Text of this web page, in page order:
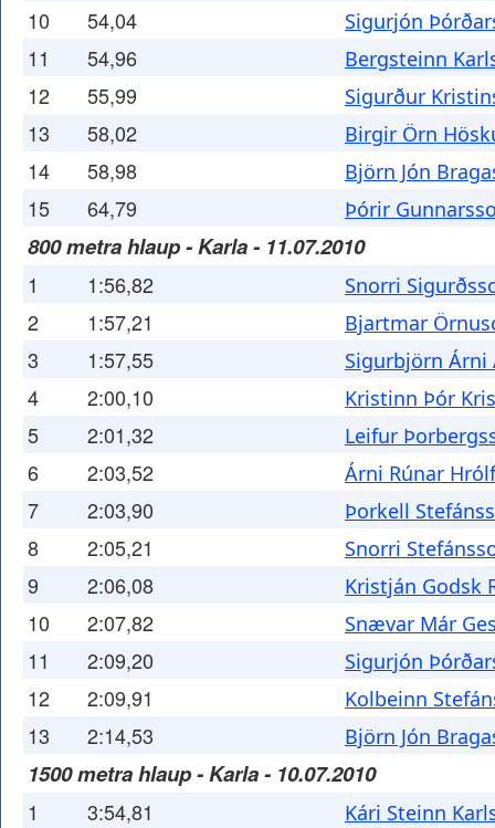
10 54,04 Sigurjón
11 54,96 Bergsteinn
12 55,99 Sigurður
13 58,02 Birgir Örn
14 58,98 Björn Jón
15 64,79 Þórir
800 metra hlaup - Karla - 11.07.2010
1 1:56,82 Snorri
2 1:57,21 Bjartmar
3 1:57,55 Sigurbjörn
4 2:00,10 Kristinn Þór
5 2:01,32 Leifur
6 2:03,52 Árni Rúnar
7 2:03,90 Þorkell
8 2:05,21 Snorri
9 2:06,08 Kristján Godsk
10 2:07,82 Snævar Már
11 2:09,20 Sigurjón
12 2:09,91 Kolbeinn
13 2:14,53 Björn Jón
1500 metra hlaup - Karla - 10.07.2010
1 3:54,81 Kári Steinn